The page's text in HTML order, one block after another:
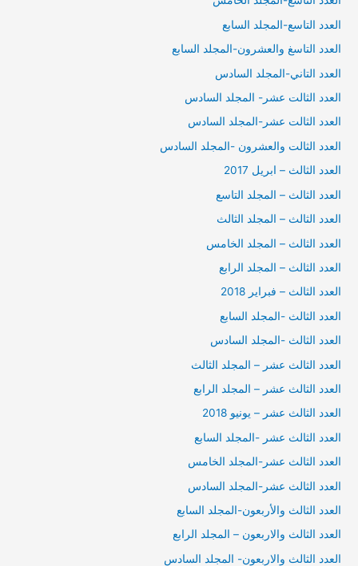
العدد التاسع-المجلد السابع
العدد التاسغ والعشرون-المجلد السابع
العدد التاني-المجلد السادس
العدد الثالت عشر- المجلد السادس
العدد الثالت عشر-المجلد السادس
العدد الثالت والعشرون -المجلد السادس
العدد الثالث – ابريل 2017
العدد الثالث – المجلد التاسع
العدد الثالث – المجلد الثالث
العدد الثالث – المجلد الخامس
العدد الثالث – المجلد الرابع
العدد الثالث – فبراير 2018
العدد الثالث -المجلد السابع
العدد الثالث -المجلد السادس
العدد الثالث عشر – المجلد الثالث
العدد الثالث عشر – المجلد الرابع
العدد الثالث عشر – يونيو 2018
العدد الثالث عشر -المجلد السابع
العدد الثالث عشر-المجلد الخامس
العدد الثالث عشر-المجلد السادس
العدد الثالث والأربعون-المجلد السابع
العدد الثالث والاربعون – المجلد الرابع
العدد الثالث والاربعون- المجلد السادس